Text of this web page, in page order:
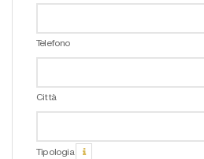
Telefono
Città
Tipologia